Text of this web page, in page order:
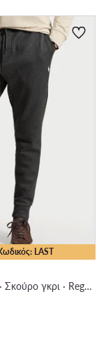
LAST
Παντελόνι φόρμας · Σκούρο γκρι · Regular Fit